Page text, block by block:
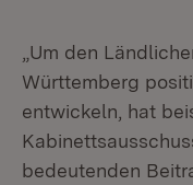
„Um den
Württemberg
entwickeln, hat
bedeutenden